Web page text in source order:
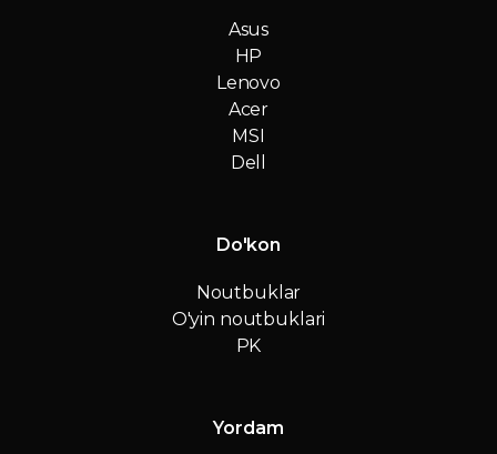
Asus
HP
Lenovo
Acer
MSI
Dell
Do'kon
Noutbuklar
O'yin noutbuklari
PK
Yordam